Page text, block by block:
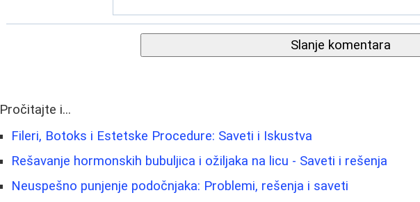
Slanje komentara
Pročitajte i...
Fileri, Botoks i Estetske Procedure: Saveti i Iskustva
Rešavanje hormonskih bubuljica i ožiljaka na licu - Saveti i rešenja
Neuspešno punjenje podočnjaka: Problemi, rešenja i saveti